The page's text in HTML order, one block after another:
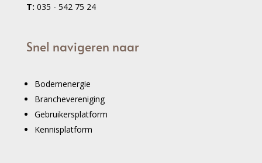
T: 035 - 542 75 24
Snel navigeren naar
Bodemenergie
Branchevereniging
Gebruikersplatform
Kennisplatform